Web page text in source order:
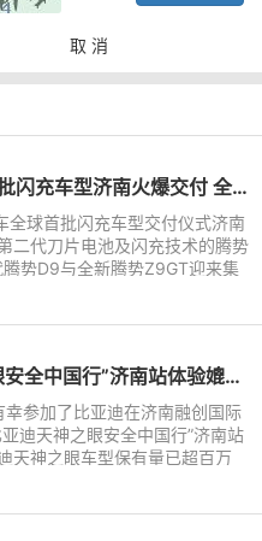
取 消
腾势汽车全球首批闪充车型济南火爆交付 全民闪充时代到来
全球首批闪充车型交付仪式济南
二代刀片电池及闪充技术的腾势
势D9与全新腾势Z9GT迎来集
车重要生产基地所在地，济南不
“比亚迪天神之眼安全中国行”济南站体验媲美L4级智能泊车
参加了比亚迪在济南融创国际
迪天神之眼安全中国行”济南站
天神之眼车型保有量已超百万
，是真实路况数据积累的硬实力